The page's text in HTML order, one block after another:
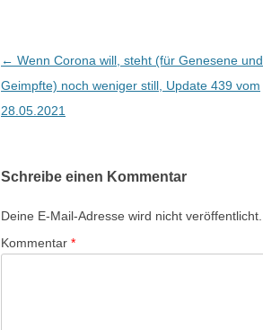
Beitragsnavigation
← Wenn Corona will, steht (für Genesene und
Geimpfte) noch weniger still, Update 439 vom
28.05.2021
Schreibe einen Kommentar
Deine E-Mail-Adresse wird nicht veröffentlicht.
Kommentar *